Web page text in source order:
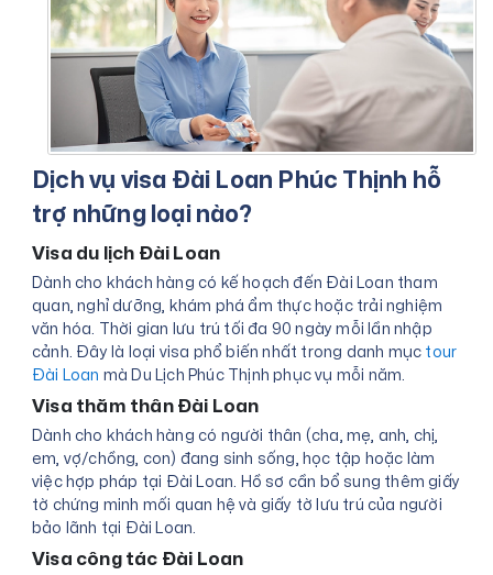
Dịch vụ visa Đài Loan Phúc Thịnh hỗ
trợ những loại nào?
Visa du lịch Đài Loan
Dành cho khách hàng có kế hoạch đến Đài Loan tham
quan, nghỉ dưỡng, khám phá ẩm thực hoặc trải nghiệm
văn hóa. Thời gian lưu trú tối đa 90 ngày mỗi lần nhập
cảnh. Đây là loại visa phổ biến nhất trong danh mụctour
Đài Loan mà Du Lịch Phúc Thịnh phục vụ mỗi năm.
Visa thăm thân Đài Loan
Dành cho khách hàng có người thân (cha, mẹ, anh, chị,
em, vợ/chồng, con) đang sinh sống, học tập hoặc làm
việc hợp pháp tại Đài Loan. Hồ sơ cần bổ sung thêm giấy
tờ chứng minh mối quan hệ và giấy tờ lưu trú của người
bảo lãnh tại Đài Loan.
Visa công tác Đài Loan